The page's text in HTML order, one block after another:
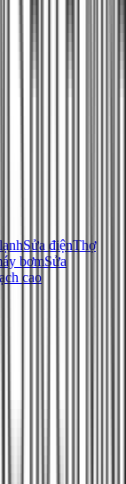
Sửa điệnThợ
bơmSửa
cao